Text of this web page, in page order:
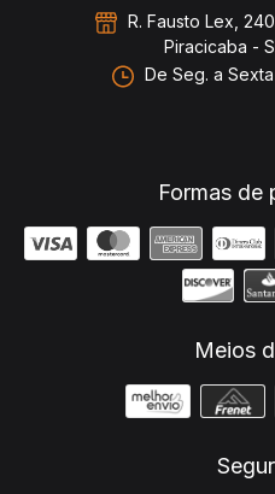
R. Fausto Lex,
Piracicaba -
De Seg. a
Formas de
Meios